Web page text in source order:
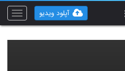
Toggle
آپلود ویدیو